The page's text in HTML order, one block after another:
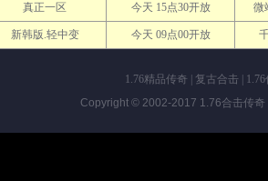
真正一区 今天 15点30开放 微
新韩版.轻中变 今天 09点00开放
1.76精品传奇 复古合击|
Copyright © 2002-2017 1.76合击传奇